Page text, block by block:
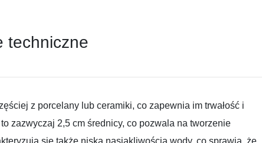
techniczne
z porcelany lub ceramiki, co zapewnia im trwałość i
zazwyczaj 2,5 cm średnicy, co pozwala na tworzenie